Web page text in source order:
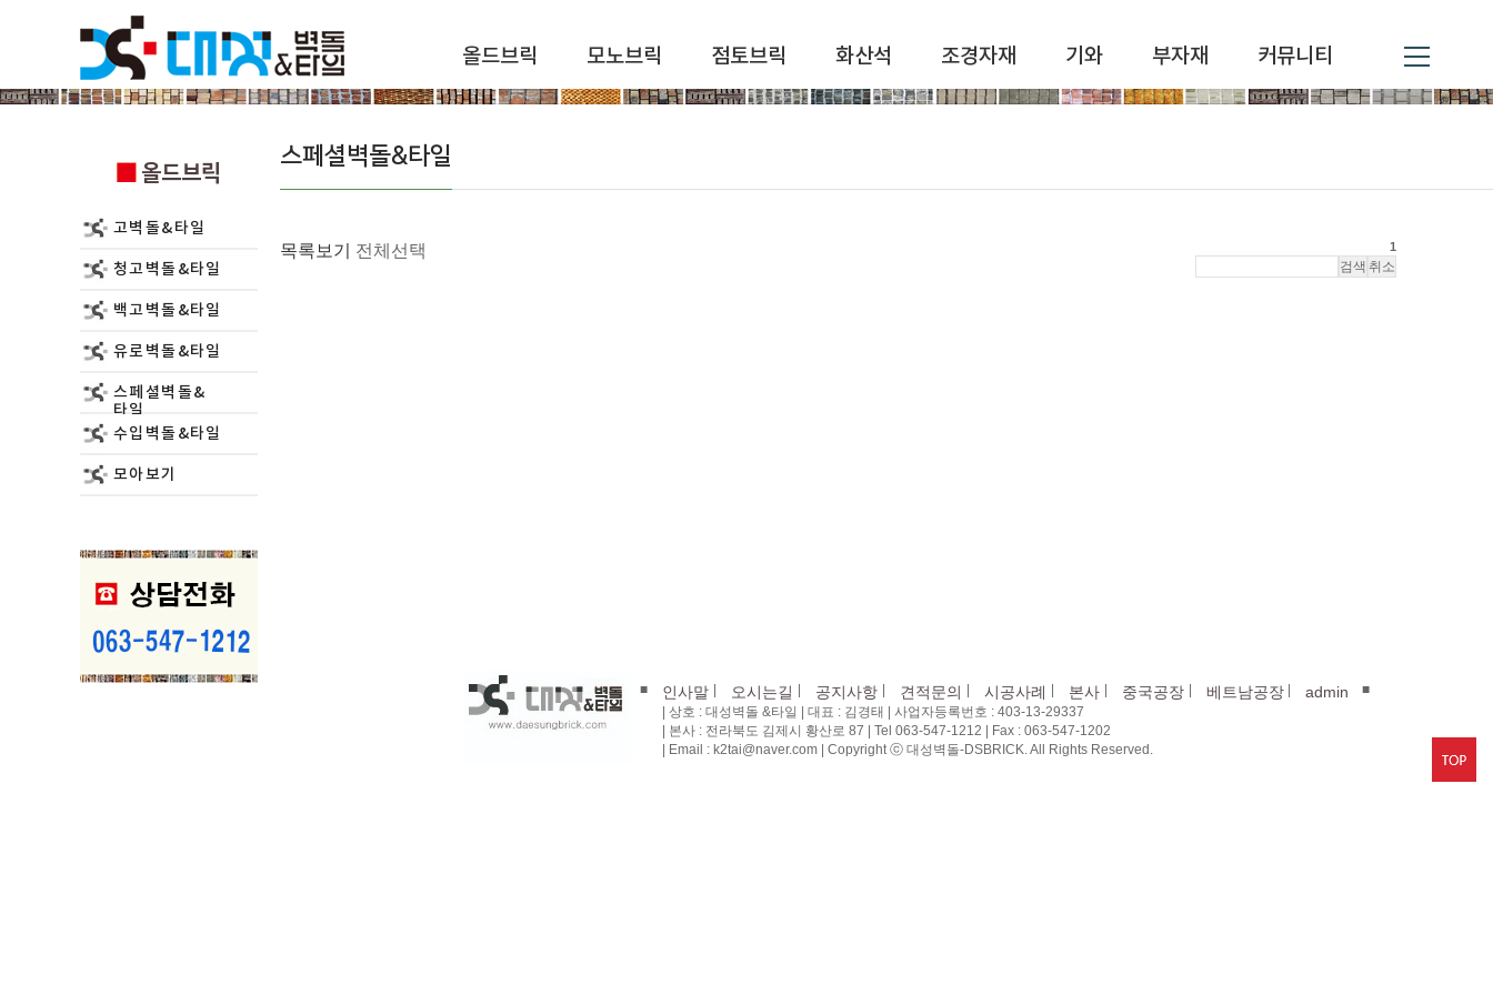
올드브릭 모노브릭 점토브릭 화산석 조경자재 기와 부자재 커뮤니티
올드브릭
고벽돌&타일
청고벽돌&타일
백고벽돌&타일
유로벽돌&타일
스페셜벽돌&
타일
수입벽돌&타일
모아보기
스페셜벽돌&타일
목록보기 전체선택 1
■ 인사말 오시는길 공지사항 견적문의 시공사례 본사 중국공장 베트남공장 admin ■
| 상호 : 대성벽돌 &타일 | 대표 : 김경태 | 사업자등록번호 : 403-13-29337
| 본사 : 전라북도 김제시 황산로 87 | Tel 063-547-1212 | Fax : 063-547-1202
| Email : k2tai@naver.com | Copyright ⓒ 대성벽돌-DSBRICK. All Rights Reserved.